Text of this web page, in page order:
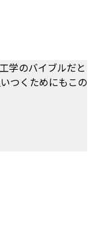
学のバイブルだと
つくためにもこの